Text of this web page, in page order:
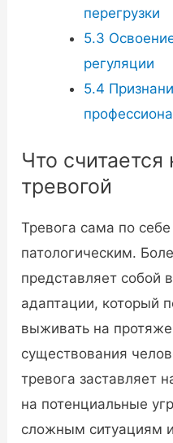
перегрузки
5.3
регуляции
5.4
Что
тревогой
Тревога сама по
патологическим.
представляет собой
адаптации, который
выживать на
существования
тревога заставляет
на потенциальные
сложным ситуациям